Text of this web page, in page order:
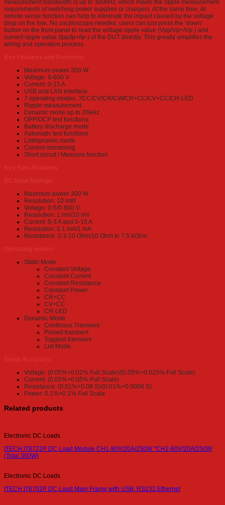
measurement bandwidth is up to 300kHz, which meets the ripple measurement
requirements of switching power supplies or chargers. At the same time, its
remote sense function can help to eliminate the impact caused by the voltage
drop on the line. No oscilloscope needed, users can just press the ‘down’
button on the front panel to read the voltage ripple value (Vpp/Vp+/Vp-) and
current ripple value (Ipp/Ip+/Ip-) of the DUT directly. This greatly simplifies the
wiring and operation process.
Maximum power 300 W
Voltage: 0-600 V
Current: 0-15 A
USB and LAN interface
7 operating modes: ?CC/CV/CR/CW/CR+CC/CV+CC/CR-LED
Ripple measurement
Dynamic mode up to 20kHz
OPP/OCP test functions
Battery discharge mode
Automatic test functions
List/dynamic mode
Current monitoring
Short circuit / Measure function
Maximum power 300 W
Resolution: 10 mW
Voltage: 0-5/0-600 V
Resolution: 1 mV/10 mV
Current: 0-3 A and 0-15 A
Resolution: 0.1 mA/1 mA
Resistance: 0.3-10 Ohm/10 Ohm to 7.5 kOhm
Static Mode
Constant Voltage
Constant Current
Constant Resistance
Constant Power
CR+CC
CV+CC
CR-LED
Dynamic Mode
Continous Transient
Pulsed transient
Toggled transient
List Mode
Voltage: (0.05%+0.02% Full Scale)/(0.05%+0.025% Full Scale)
Current: (0.05%+0.05% Full Scale)
Resistance: (0.01%+0.08 S)/(0.01%+0.0008 S)
Power: 0.1%+0.1% Full Scale
Related products
Electronic DC Loads
ITECH IT8722P DC Load Module CH1-80V/20A/250W *CH2-80V/20A/250W
(Total 300W)
Electronic DC Loads
ITECH IT8702P DC Load Main Frame with USB, RS232,Ethernet